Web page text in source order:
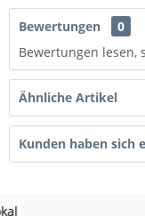
Bewertungen
0
Bewertungen lesen,
Ähnliche Artikel
Kunden haben sich